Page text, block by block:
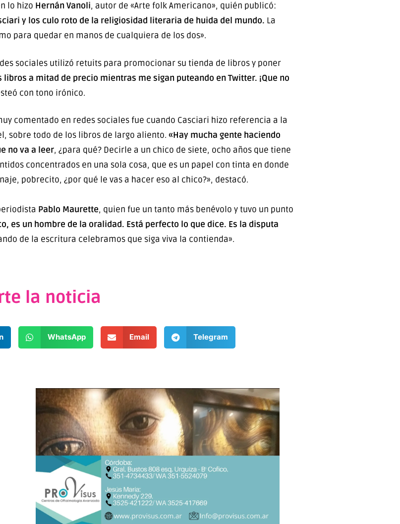
lo hizo Hernán Vanoli, autor de «Arte folk Americano», quién publicó:
y los culo roto de la religiosidad literaria de huida del mundo. La
para quedar en manos de cualquiera de los dos».
sociales utilizó retuits para promocionar su tienda de libros y poner
libros a mitad de precio mientras me sigan puteando en Twitter. ¡Que no
con tono irónico.
comentado en redes sociales fue cuando Casciari hizo referencia a la
sobre todo de los libros de largo aliento. «Hay mucha gente haciendo
no va a leer, ¿para qué? Decirle a un chico de siete, ocho años que tiene
concentrados en una sola cosa, que es un papel con tinta en donde
pobrecito, ¿por qué le vas a hacer eso al chico?», destacó.
Pablo Maurette, quien fue un tanto más benévolo y tuvo un punto
es un hombre de la oralidad. Está perfecto lo que dice. Es la disputa
de la escritura celebramos que siga viva la contienda».
la noticia
WhatsApp Email Telegram